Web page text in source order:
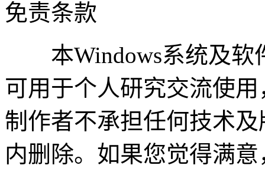
免责条款
本Windows系统及软
可用于个人研究交流使
制作者不承担任何技术
内删除。如果您觉得满